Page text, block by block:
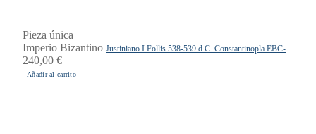
Pieza única
Imperio Bizantino Justiniano I Follis 538-539 d.C. Constantinopla EBC-
240,00 €
Añadir al carrito